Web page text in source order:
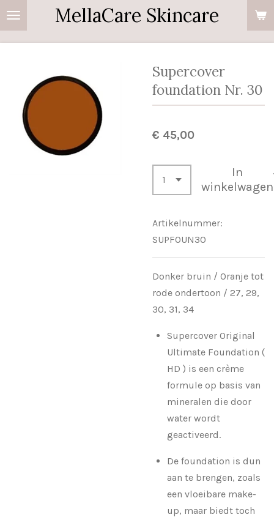
Ga
direct
hoofdinhoud
MellaCare Skincare
Supercover
foundation Nr. 30
€ 45,00
In
winkelwagen
Artikelnummer:
SUPFOUN30
Donker bruin / Oranje tot
rode ondertoon / 27, 29,
30, 31, 34
Supercover Original
Ultimate Foundation (
HD ) is een crème
formule op basis van
mineralen die door
water wordt
geactiveerd.
De foundation is dun
aan te brengen, zoals
een vloeibare make-
up, maar biedt toch